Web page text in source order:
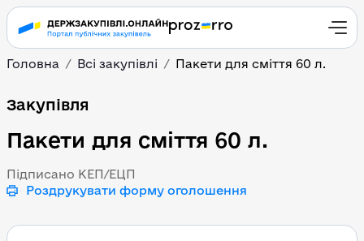
Головна Всі закупівлі Пакети для сміття 60 л.
Пакети для сміття 60 л.
Закупівля
Пакети для сміття 60 л.
Підписано КЕП/ЕЦП
Роздрукувати форму оголошення